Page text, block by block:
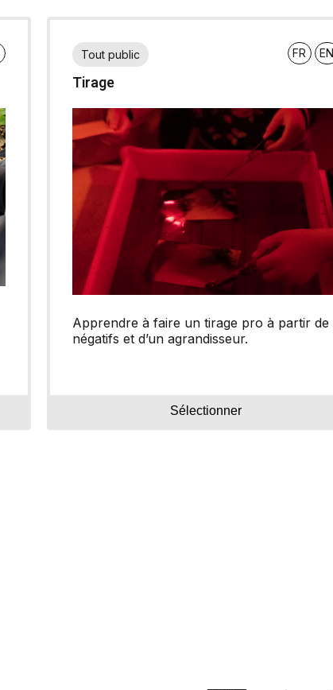
Tout public FR EN
Tirage
Apprendre à faire un tirage pro à partir de
négatifs et d’un agrandisseur.
Sélectionner